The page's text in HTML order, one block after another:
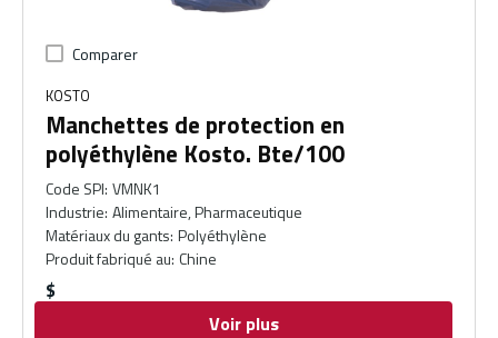
Comparer
KOSTO
Manchettes de protection en
polyéthylène Kosto. Bte/100
Code SPI: VMNK1
Industrie: Alimentaire, Pharmaceutique
Matériaux du gants: Polyéthylène
Produit fabriqué au: Chine
$
Voir plus